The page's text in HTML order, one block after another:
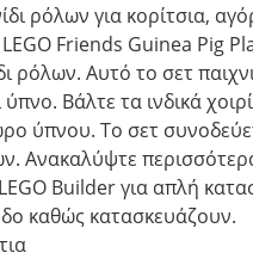
ρόλων για κορίτσια,
LEGO Friends Guinea Pig
ρόλων. Αυτό το σετ
ύπνο. Βάλτε τα ινδικά
ύπνου. Το σετ
Ανακαλύψτε
Builder για απλή
καθώς κατασκευάζουν.